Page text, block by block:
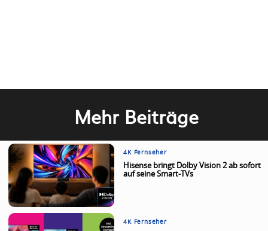
Mehr Beiträge
4K Fernseher
Hisense bringt Dolby Vision 2 ab sofort
auf seine Smart-TVs
4K Fernseher